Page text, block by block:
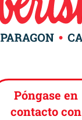
Póngase en
contacto con